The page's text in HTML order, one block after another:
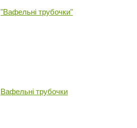
"Вафельні трубочки"
Вафельні трубочки